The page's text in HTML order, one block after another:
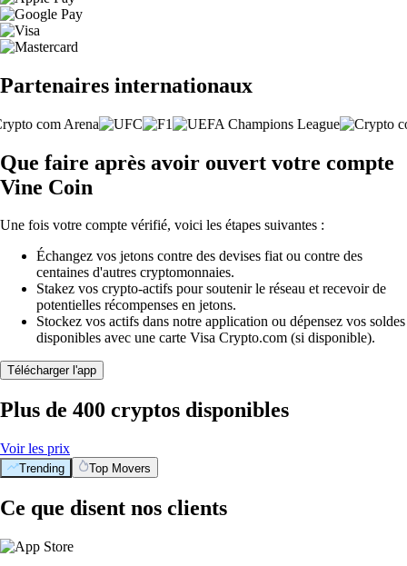
Partenaires internationaux
Que faire après avoir ouvert votre compte
Vine Coin
Une fois votre compte vérifié, voici les étapes suivantes :
Échangez vos jetons contre des devises fiat ou contre des
centaines d'autres cryptomonnaies.
Stakez vos crypto-actifs pour soutenir le réseau et recevoir de
potentielles récompenses en jetons.
Stockez vos actifs dans notre application ou dépensez vos soldes
disponibles avec une carte Visa Crypto.com (si disponible).
Télécharger l'app
Plus de 400 cryptos disponibles
Voir les prix
Trending Top Movers
Ce que disent nos clients